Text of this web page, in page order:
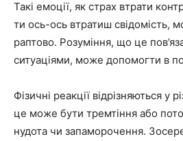
Такі емоції, як страх втрати
ти ось-ось втратиш свідомість,
раптово. Розуміння, що це
ситуаціями, може допомогти в
Фізичні реакції відрізняються у
це може бути тремтіння або
нудота чи запаморочення.